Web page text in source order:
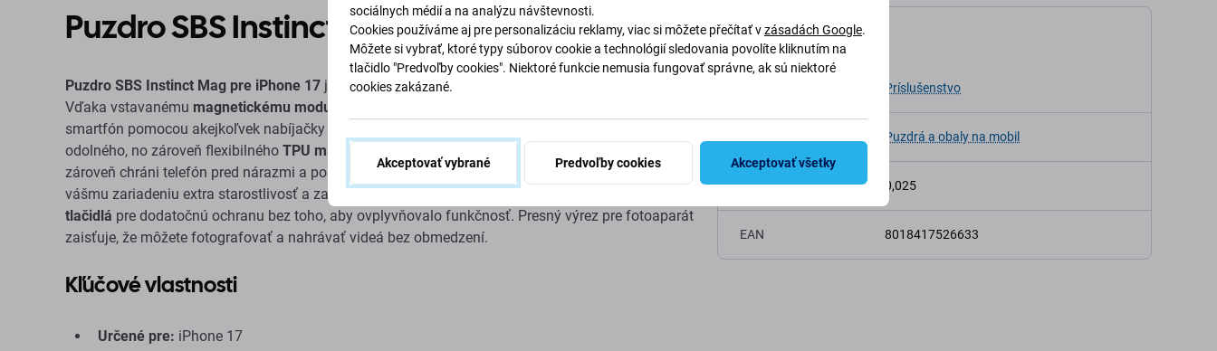
Puzdro SBS Instinct Mag pre iPhone 17, ružové
Puzdro SBS Instinct Mag pre iPhone 17 je dokonalou kombináciou ochrany a moderného štýlu.
Vďaka vstavanému magnetickému modulu MagSafe
smartfón pomocou akejkoľvek nabíjačky alebo príslušenstva MagSafe. Puzdro je vyrobené z
odolného, ​​no zároveň flexibilného TPU materiálu
zároveň chráni telefón pred nárazmi a poškriabaním. Vnútornápodšívka z mikrovláknaposkytuje
vášmu zariadeniu extra starostlivosť a zabraňuje nechceným stopám. Puzdro tiež zakrýva
tlačidlá pre dodatočnú ochranu bez toho, aby ovplyvňovalo funkčnosť. Presný výrez pre fotoaparát
zaisťuje, že môžete fotografovať a nahrávať videá bez obmedzení.
Kľúčové vlastnosti
Určené pre: iPhone 17
Špecifikácia
Príslušenstvo
Puzdrá a obaly na mobil
Netto hmotnosť (kg) 0,025
EAN 8018417526633
sociálnych médií a na analýzu návštevnosti.
Cookies používáme aj pre personalizáciu reklamy, viac si môžete přečítať vzásadách Google.
Môžete si vybrať, ktoré typy súborov cookie a technológií sledovania povolíte kliknutím na
tlačidlo "Predvoľby cookies". Niektoré funkcie nemusia fungovať správne, ak sú niektoré
cookies zakázané.
Akceptovať vybrané Predvoľby cookies Akceptovať všetky